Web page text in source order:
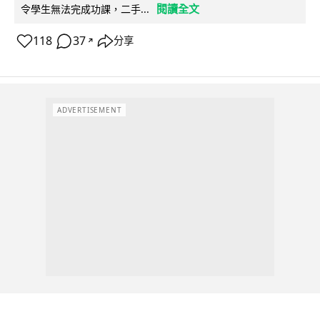
令學生無法完成功課，二手...
閱讀全文
118 37 ↗ 分享
ADVERTISEMENT